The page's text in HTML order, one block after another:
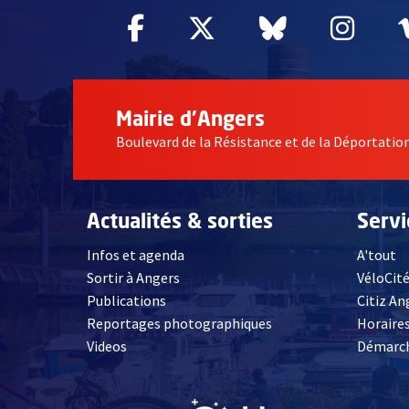
Facebook
, Ouvre une nouvelle
Twitter
, Ouvre une
Bluesky
, Ouvre
,
Mairie d'Angers
Boulevard de la Résistance et de la Déportation
Actualités & sorties
Infos et agenda
Sortir à Angers
Publications
Reportages photographiques
Videos, Ouvre une nouvelle fenêtre
A'tout
VéloCité
Citiz